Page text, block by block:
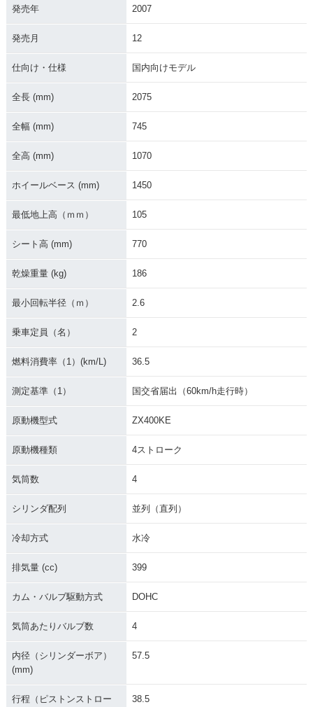
イナーチェンジ
ラーチェンジ
ラーチェンジ
発売年 2007
発売月 12
仕向け・仕様 国内向けモデル
全長 (mm) 2075
全幅 (mm) 745
全高 (mm) 1070
ホイールベース (mm) 1450
最低地上高（ｍｍ） 105
シート高 (mm) 770
乾燥重量 (kg) 186
最小回転半径（ｍ） 2.6
乗車定員（名） 2
燃料消費率（1）(km/L) 36.5
測定基準（1） 国交省届出（60km/h走行時）
原動機型式 ZX400KE
原動機種類 4ストローク
気筒数 4
シリンダ配列 並列（直列）
冷却方式 水冷
排気量 (cc) 399
カム・バルブ駆動方式 DOHC
気筒あたりバルブ数 4
内径（シリンダーボア）
(mm)
57.5
行程（ピストンストロー
38.5